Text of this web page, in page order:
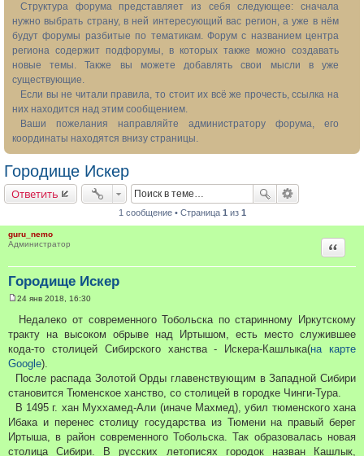
Структура форума представляет из себя следующее: сначала
нужно выбрать страну, в ней интересующий вас регион, а уже в нём
будут форумы разбитые по тематикам. Форум с названием центра
региона содержит подфорумы, в которых также можно создавать
новые темы. Также вы можете добавлять свои мысли в уже
существующие.
Если вы не читали правила, то стоит их всё же прочесть, ссылка на
них находится над этим сообщением.
Ваши пожелания направляйте администратору форума, его
координаты находятся внизу страницы.
Городище Искер
Ответить
1 сообщение • Страница 1 из 1
guru_nemo
Администратор
Городище Искер
Цитата
о
о
б
е
н
и
е
24 янв 2018, 16:30
Недалеко от современного Тобольска по старинному Иркутскому
тракту на высоком обрыве над Иртышом, есть место служившее
кода-то столицей Сибирского ханства - Искера-Кашлыка(на карте
Google).
После распада Золотой Орды главенствующим в Западной Сибири
становится Тюменское ханство, со столицей в городке Чинги-Тура.
В 1495 г. хан Муххамед-Али (иначе Махмед), убил тюменского хана
Ибака и перенес столицу государства из Тюмени на правый берег
Иртыша, в район современного Тобольска. Так образовалась новая
столица Сибири. В русских летописях городок назван Кашлык,